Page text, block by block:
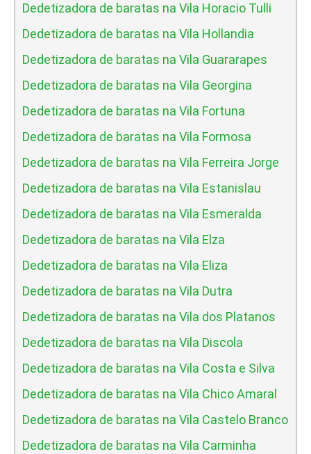
Dedetizadora de baratas na Vila Horacio Tulli
Dedetizadora de baratas na Vila Hollandia
Dedetizadora de baratas na Vila Guararapes
Dedetizadora de baratas na Vila Georgina
Dedetizadora de baratas na Vila Fortuna
Dedetizadora de baratas na Vila Formosa
Dedetizadora de baratas na Vila Ferreira Jorge
Dedetizadora de baratas na Vila Estanislau
Dedetizadora de baratas na Vila Esmeralda
Dedetizadora de baratas na Vila Elza
Dedetizadora de baratas na Vila Eliza
Dedetizadora de baratas na Vila Dutra
Dedetizadora de baratas na Vila dos Platanos
Dedetizadora de baratas na Vila Discola
Dedetizadora de baratas na Vila Costa e Silva
Dedetizadora de baratas na Vila Chico Amaral
Dedetizadora de baratas na Vila Castelo Branco
Dedetizadora de baratas na Vila Carminha